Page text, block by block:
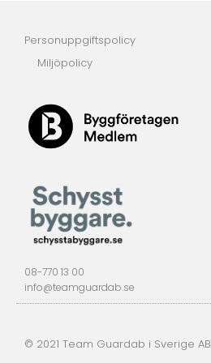
Personuppgiftspolicy
Miljöpolicy
08-770 13 00
info@teamguardab.se
© 2021 Team Guardab i Sverige AB